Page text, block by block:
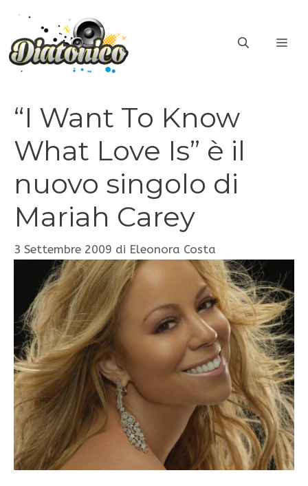
contenuto
“I Want To Know
What Love Is” è il
nuovo singolo di
Mariah Carey
3 Settembre 2009 di Eleonora Costa